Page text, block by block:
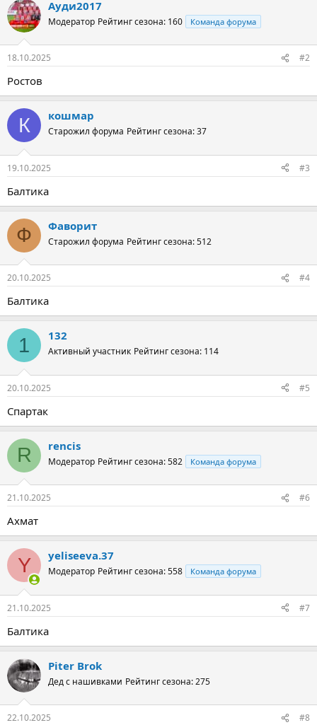
Ауди2017
Модератор Рейтинг сезона: 160 Команда форума
18.10.2025 #2
Ростов
К кошмар
Старожил форума Рейтинг сезона: 37
19.10.2025 #3
Балтика
Ф Фаворит
Старожил форума Рейтинг сезона: 512
20.10.2025 #4
Балтика
1 132
Активный участник Рейтинг сезона: 114
20.10.2025 #5
Спартак
R rencis
Модератор Рейтинг сезона: 582 Команда форума
21.10.2025 #6
Ахмат
Y yeliseeva.37
Модератор Рейтинг сезона: 558 Команда форума
21.10.2025 #7
Балтика
Piter Brok
Дед с нашивками Рейтинг сезона: 275
22.10.2025 #8